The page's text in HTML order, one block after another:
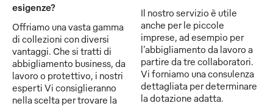
esigenze?
Offriamo una vasta gamma
di collezioni con diversi
vantaggi. Che si tratti di
abbigliamento business, da
lavoro o protettivo, i nostri
esperti Vi consiglieranno
nella scelta per trovare la
Il nostro servizio è utile
anche per le piccole
imprese, ad esempio per
l'abbigliamento da lavoro a
partire da tre collaboratori.
Vi forniamo una consulenza
dettagliata per determinare
la dotazione adatta.